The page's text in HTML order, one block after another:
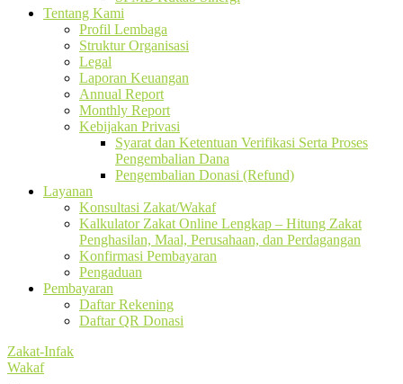
Tentang Kami
Profil Lembaga
Struktur Organisasi
Legal
Laporan Keuangan
Annual Report
Monthly Report
Kebijakan Privasi
Syarat dan Ketentuan Verifikasi Serta Proses
Pengembalian Dana
Pengembalian Donasi (Refund)
Layanan
Konsultasi Zakat/Wakaf
Kalkulator Zakat Online Lengkap – Hitung Zakat
Penghasilan, Maal, Perusahaan, dan Perdagangan
Konfirmasi Pembayaran
Pengaduan
Pembayaran
Daftar Rekening
Daftar QR Donasi
Zakat-Infak
Wakaf